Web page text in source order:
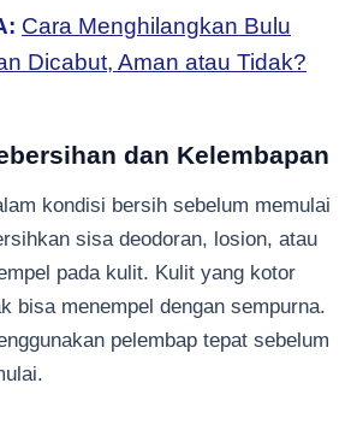
Cara Menghilangkan Bulu
Dicabut, Aman atau Tidak?
dan Kelembapan
kondisi bersih sebelum memulai
sisa deodoran, losion, atau
pada kulit. Kulit yang kotor
bisa menempel dengan sempurna.
pelembap tepat sebelum